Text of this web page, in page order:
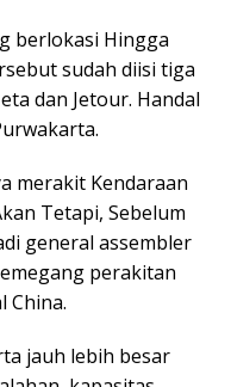
berlokasi Hingga
sudah diisi tiga
dan Jetour. Handal
merakit Kendaraan
Tetapi, Sebelum
general assembler
perakitan
China.
jauh lebih besar